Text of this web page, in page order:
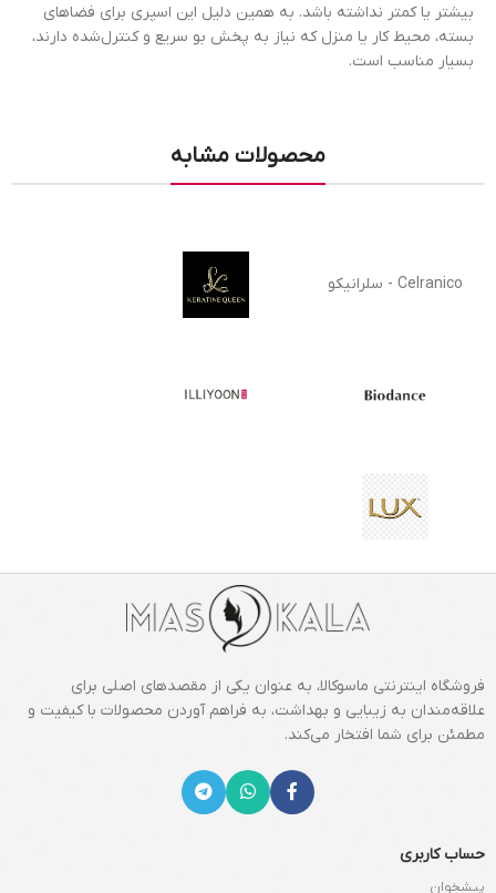
بیشتر یا کمتر نداشته باشد. به همین دلیل این اسپری برای فضاهای
بسته، محیط کار یا منزل که نیاز به پخش بو سریع و کنترل‌شده دارند،
بسیار مناسب است.
محصولات مشابه
Celranico - سلرانیکو
فروشگاه اینترنتی ماسوکالا، به عنوان یکی از مقصدهای اصلی برای
علاقه‌مندان به زیبایی و بهداشت، به فراهم آوردن محصولات با کیفیت و
مطمئن برای شما افتخار می‌کند.
حساب کاربری
پیشخوان